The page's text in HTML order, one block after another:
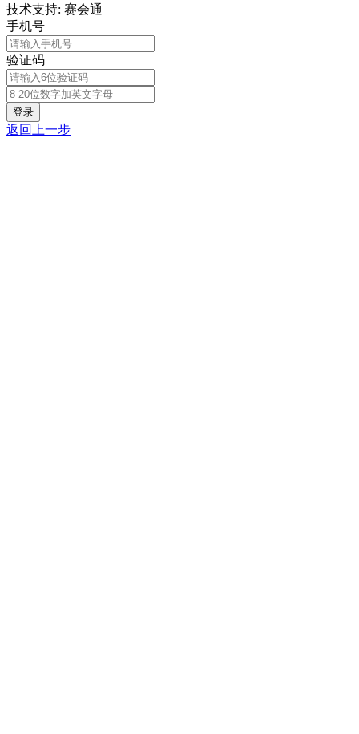
技术支持: 赛会通
手机号
验证码
登录
返回上一步